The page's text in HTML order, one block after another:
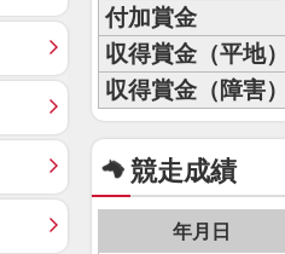
付加賞金
収得賞金（平地）
収得賞金（障害）
競走成績
年月日